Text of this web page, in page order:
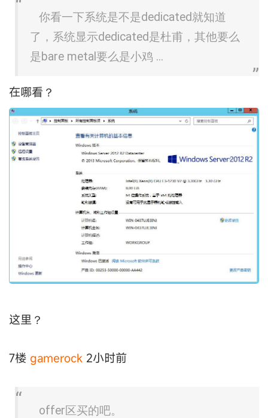
你看一下系统是不是dedicated就知道
了，系统显示dedicated是杜甫，其他要么
是bare metal要么是小鸡 ...
在哪看？
这里？
7楼 gamerock 2小时前
offer区买的吧。